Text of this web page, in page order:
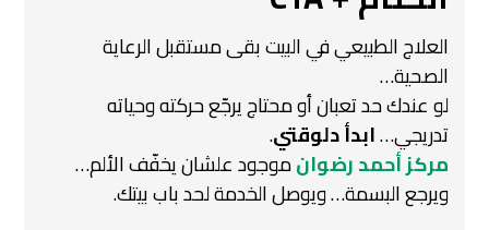
العلاج الطبيعي في البيت بقى مستقبل الرعاية
الصحية…
لو عندك حد تعبان أو محتاج يرجّع حركته وحياته
تدريجي…ابدأ دلوقتي.
مركز أحمد رضوانموجود علشان يخفّف الألم…
ويرجع البسمة… ويوصل الخدمة لحد باب بيتك.